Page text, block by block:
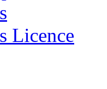
Licence